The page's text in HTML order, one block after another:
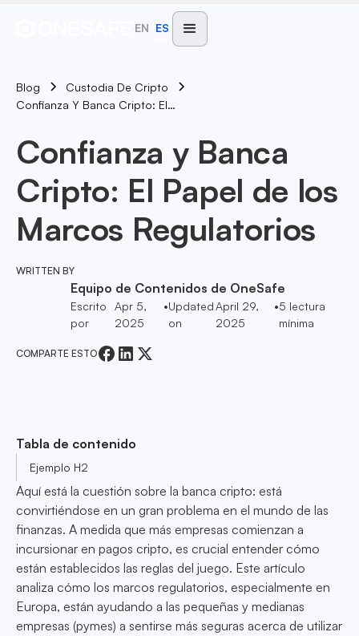
EN ES
Blog
Custodia De Cripto
Confianza Y Banca Cripto: El Papel De Los Marcos Regulatorios
Confianza y Banca
Cripto: El Papel de los
Marcos Regulatorios
WRITTEN BY
Equipo de Contenidos de OneSafe
Escrito
por
Apr 5,
2025
•Updated
on
April 29,
2025
•5 lectura
mínima
COMPARTE ESTO
Tabla de contenido
Ejemplo H2
Aquí está la cuestión sobre la banca cripto: está
convirtiéndose en un gran problema en el mundo de las
finanzas. A medida que más empresas comienzan a
incursionar en pagos cripto, es crucial entender cómo
están establecidos las reglas del juego. Este artículo
analiza cómo los marcos regulatorios, especialmente en
Europa, están ayudando a las pequeñas y medianas
empresas (pymes) a sentirse más seguras acerca de utilizar